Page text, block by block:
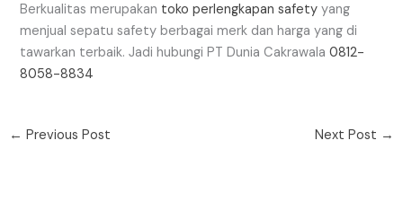
Berkualitas merupakan toko perlengkapan safetyyang
menjual sepatu safety berbagai merk dan harga yang di
tawarkan terbaik. Jadi hubungi PT Dunia Cakrawala0812-
8058-8834
← Previous Post Next Post →